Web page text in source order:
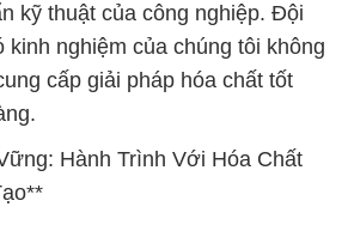
kỹ thuật của công nghiệp. Đội
kinh nghiệm của chúng tôi không
cấp giải pháp hóa chất tốt
Hành Trình Với Hóa Chất